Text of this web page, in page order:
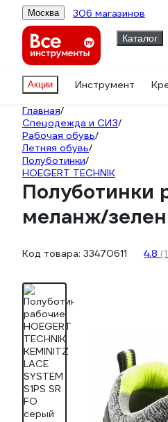
Москва 306 магазинов
Каталог
Акции Инструмент
Главная/
Спецодежда и СИЗ/
Рабочая обувь/
Летняя обувь/
Полуботинки/
HOEGERT TECHNIK
Полуботинки
меланж/
Код товара: 33470611 4.8